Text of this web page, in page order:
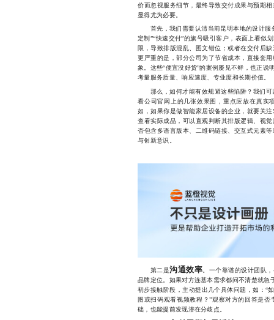
价而忽视服务细节，最终导致交付成果与预期
显得尤为必要。
首先，我们需要认清当前昆明本地的设计服
定制”“快速交付”的旗号吸引客户，表面上看似
限，导致排版混乱、图文错位；或者在交付后
更严重的是，部分公司为了节省成本，直接套
象。这些“便宜没好货”的案例屡见不鲜，也正
考量服务质量、响应速度、专业度和长期价值。
那么，如何才能有效规避这些陷阱？我们可
看公司官网上的几张效果图，重点应放在真实
如，如果你是做智能家居设备的企业，就要关
查看实际成品，可以直观判断其排版逻辑、视
否包含多语言版本、二维码链接、交互式元素
与创新意识。
第二是沟通效率。一个靠谱的设计团队
品牌定位。如果对方连基本需求都问不清楚就急
初步接触阶段，主动提出几个具体问题，如：“
图或扫码观看视频教程？”观察对方的回答是
础，也能提前发现潜在分歧点。